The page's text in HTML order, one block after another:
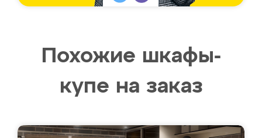
Похожие шкафы-
купе на заказ